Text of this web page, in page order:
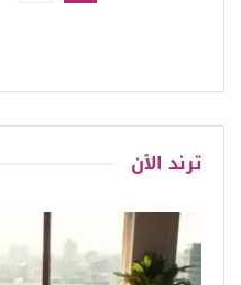
ترند الٱن